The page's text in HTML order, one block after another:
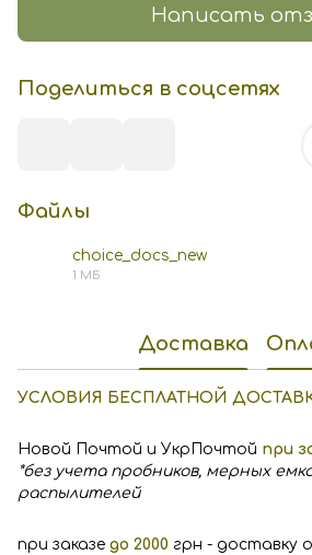
Написать
Поделиться в соцсетях
Файлы
choice_docs_new
1 МБ
Доставка
УСЛОВИЯ БЕСПЛАТНОЙ
Новой Почтой и УкрПочтой при
*без учета пробников, мерных
распылителей
при заказе до 2000 грн - доставку